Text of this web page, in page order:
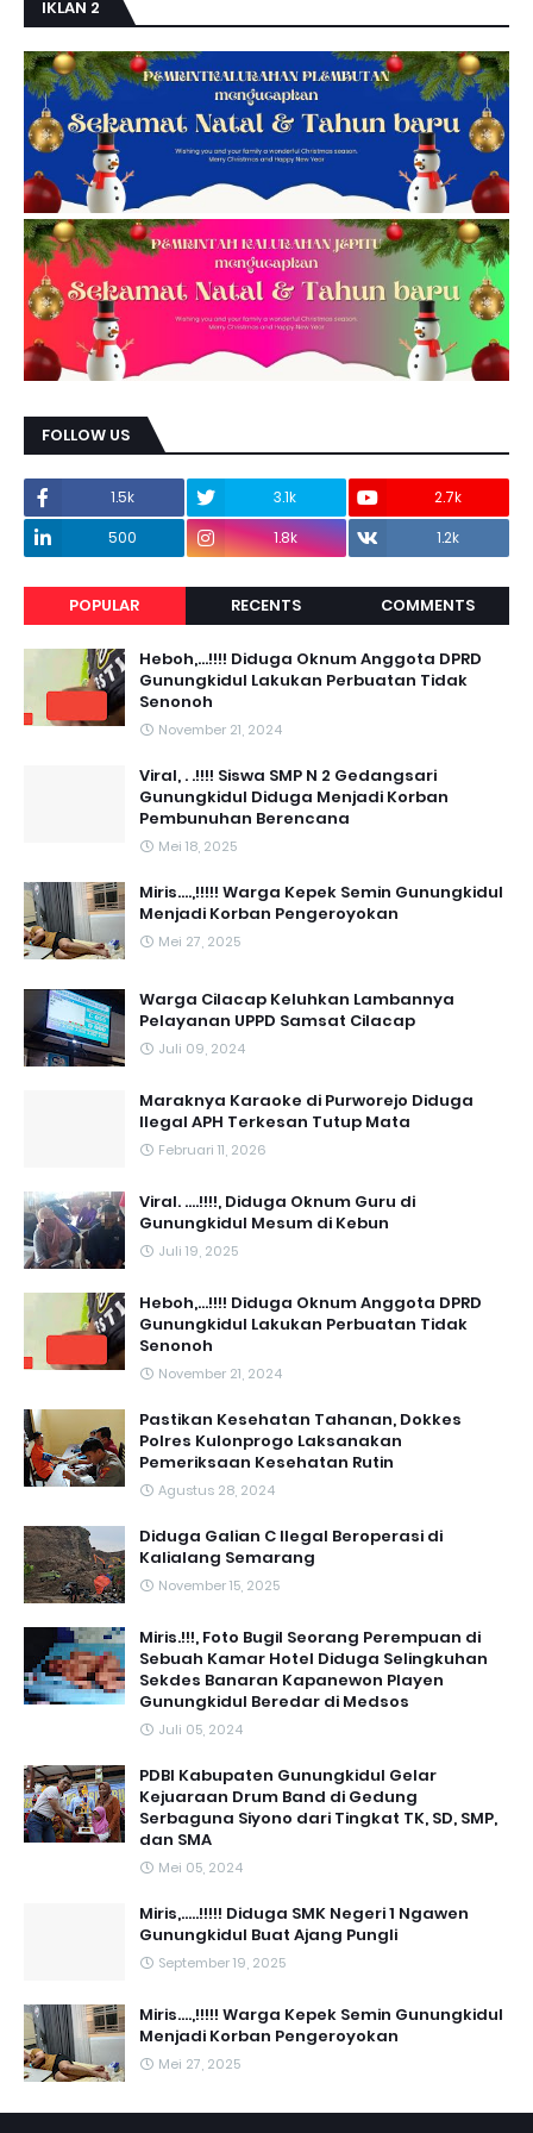
IKLAN 2
FOLLOW US
1.5k 3.1k
2.7k
500
1.8k 1.2k
POPULAR RECENTS COMMENTS
Heboh,...!!!! Diduga Oknum Anggota DPRD
Gunungkidul Lakukan Perbuatan Tidak
Senonoh
November 21, 2024
Viral, . .!!!! Siswa SMP N 2 Gedangsari
Gunungkidul Diduga Menjadi Korban
Pembunuhan Berencana
Mei 18, 2025
Miris....,!!!!! Warga Kepek Semin Gunungkidul
Menjadi Korban Pengeroyokan
Mei 27, 2025
Warga Cilacap Keluhkan Lambannya
Pelayanan UPPD Samsat Cilacap
Juli 09, 2024
Maraknya Karaoke di Purworejo Diduga
Ilegal APH Terkesan Tutup Mata
Februari 11, 2026
Viral. ....!!!!, Diduga Oknum Guru di
Gunungkidul Mesum di Kebun
Juli 19, 2025
Heboh,...!!!! Diduga Oknum Anggota DPRD
Gunungkidul Lakukan Perbuatan Tidak
Senonoh
November 21, 2024
Pastikan Kesehatan Tahanan, Dokkes
Polres Kulonprogo Laksanakan
Pemeriksaan Kesehatan Rutin
Agustus 28, 2024
Diduga Galian C Ilegal Beroperasi di
Kalialang Semarang
November 15, 2025
Miris.!!!, Foto Bugil Seorang Perempuan di
Sebuah Kamar Hotel Diduga Selingkuhan
Sekdes Banaran Kapanewon Playen
Gunungkidul Beredar di Medsos
Juli 05, 2024
PDBI Kabupaten Gunungkidul Gelar
Kejuaraan Drum Band di Gedung
Serbaguna Siyono dari Tingkat TK, SD, SMP,
dan SMA
Mei 05, 2024
Miris,.....!!!!! Diduga SMK Negeri 1 Ngawen
Gunungkidul Buat Ajang Pungli
September 19, 2025
Miris....,!!!!! Warga Kepek Semin Gunungkidul
Menjadi Korban Pengeroyokan
Mei 27, 2025